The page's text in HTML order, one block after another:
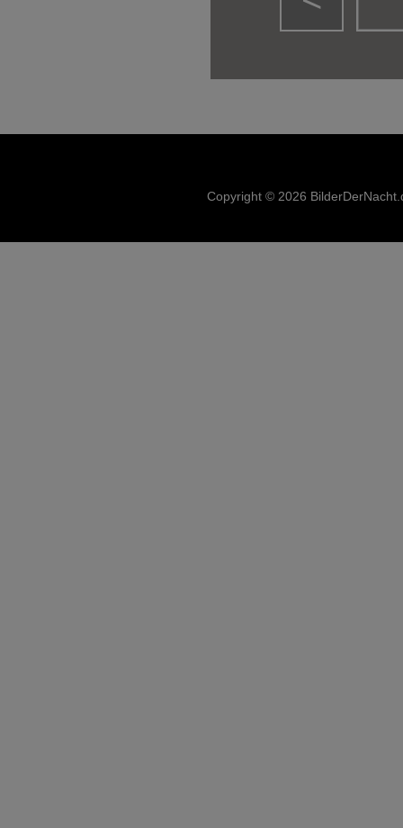
Copyright © 2026